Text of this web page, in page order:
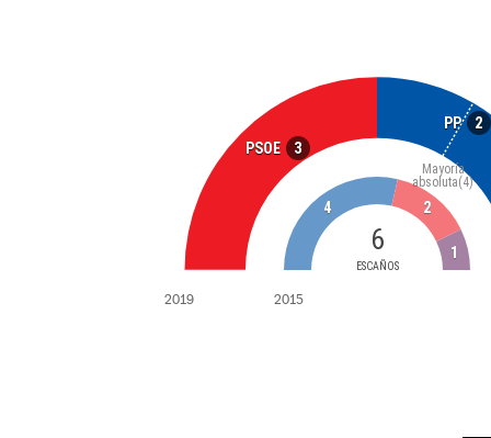
PSOE 3
PP 2
6
ESCAÑOS
Mayoría
absoluta(4)
4 2
1
2019 2015